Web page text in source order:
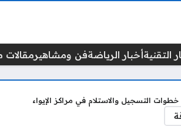
التقنيةأخبار الرياضةفن ومشاهيرمقالات